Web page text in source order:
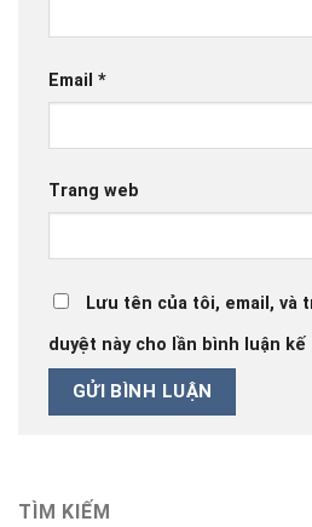
Email *
Trang web
Lưu tên của tôi, email, và
duyệt này cho lần bình luận
TÌM KIẾM